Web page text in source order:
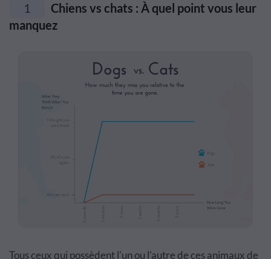
1
Chiens vs chats : À quel point vous leur
manquez
Tous ceux qui possèdent l'un ou l'autre de ces animaux de